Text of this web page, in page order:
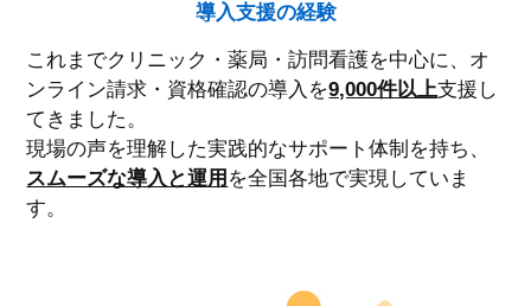
導入支援の経験
これまでクリニック・薬局・訪問看護を中心に、オ
ンライン請求・資格確認の導入を9,000件以上支援し
てきました。
現場の声を理解した実践的なサポート体制を持ち、
スムーズな導入と運用 を全国各地で実現していま
す。